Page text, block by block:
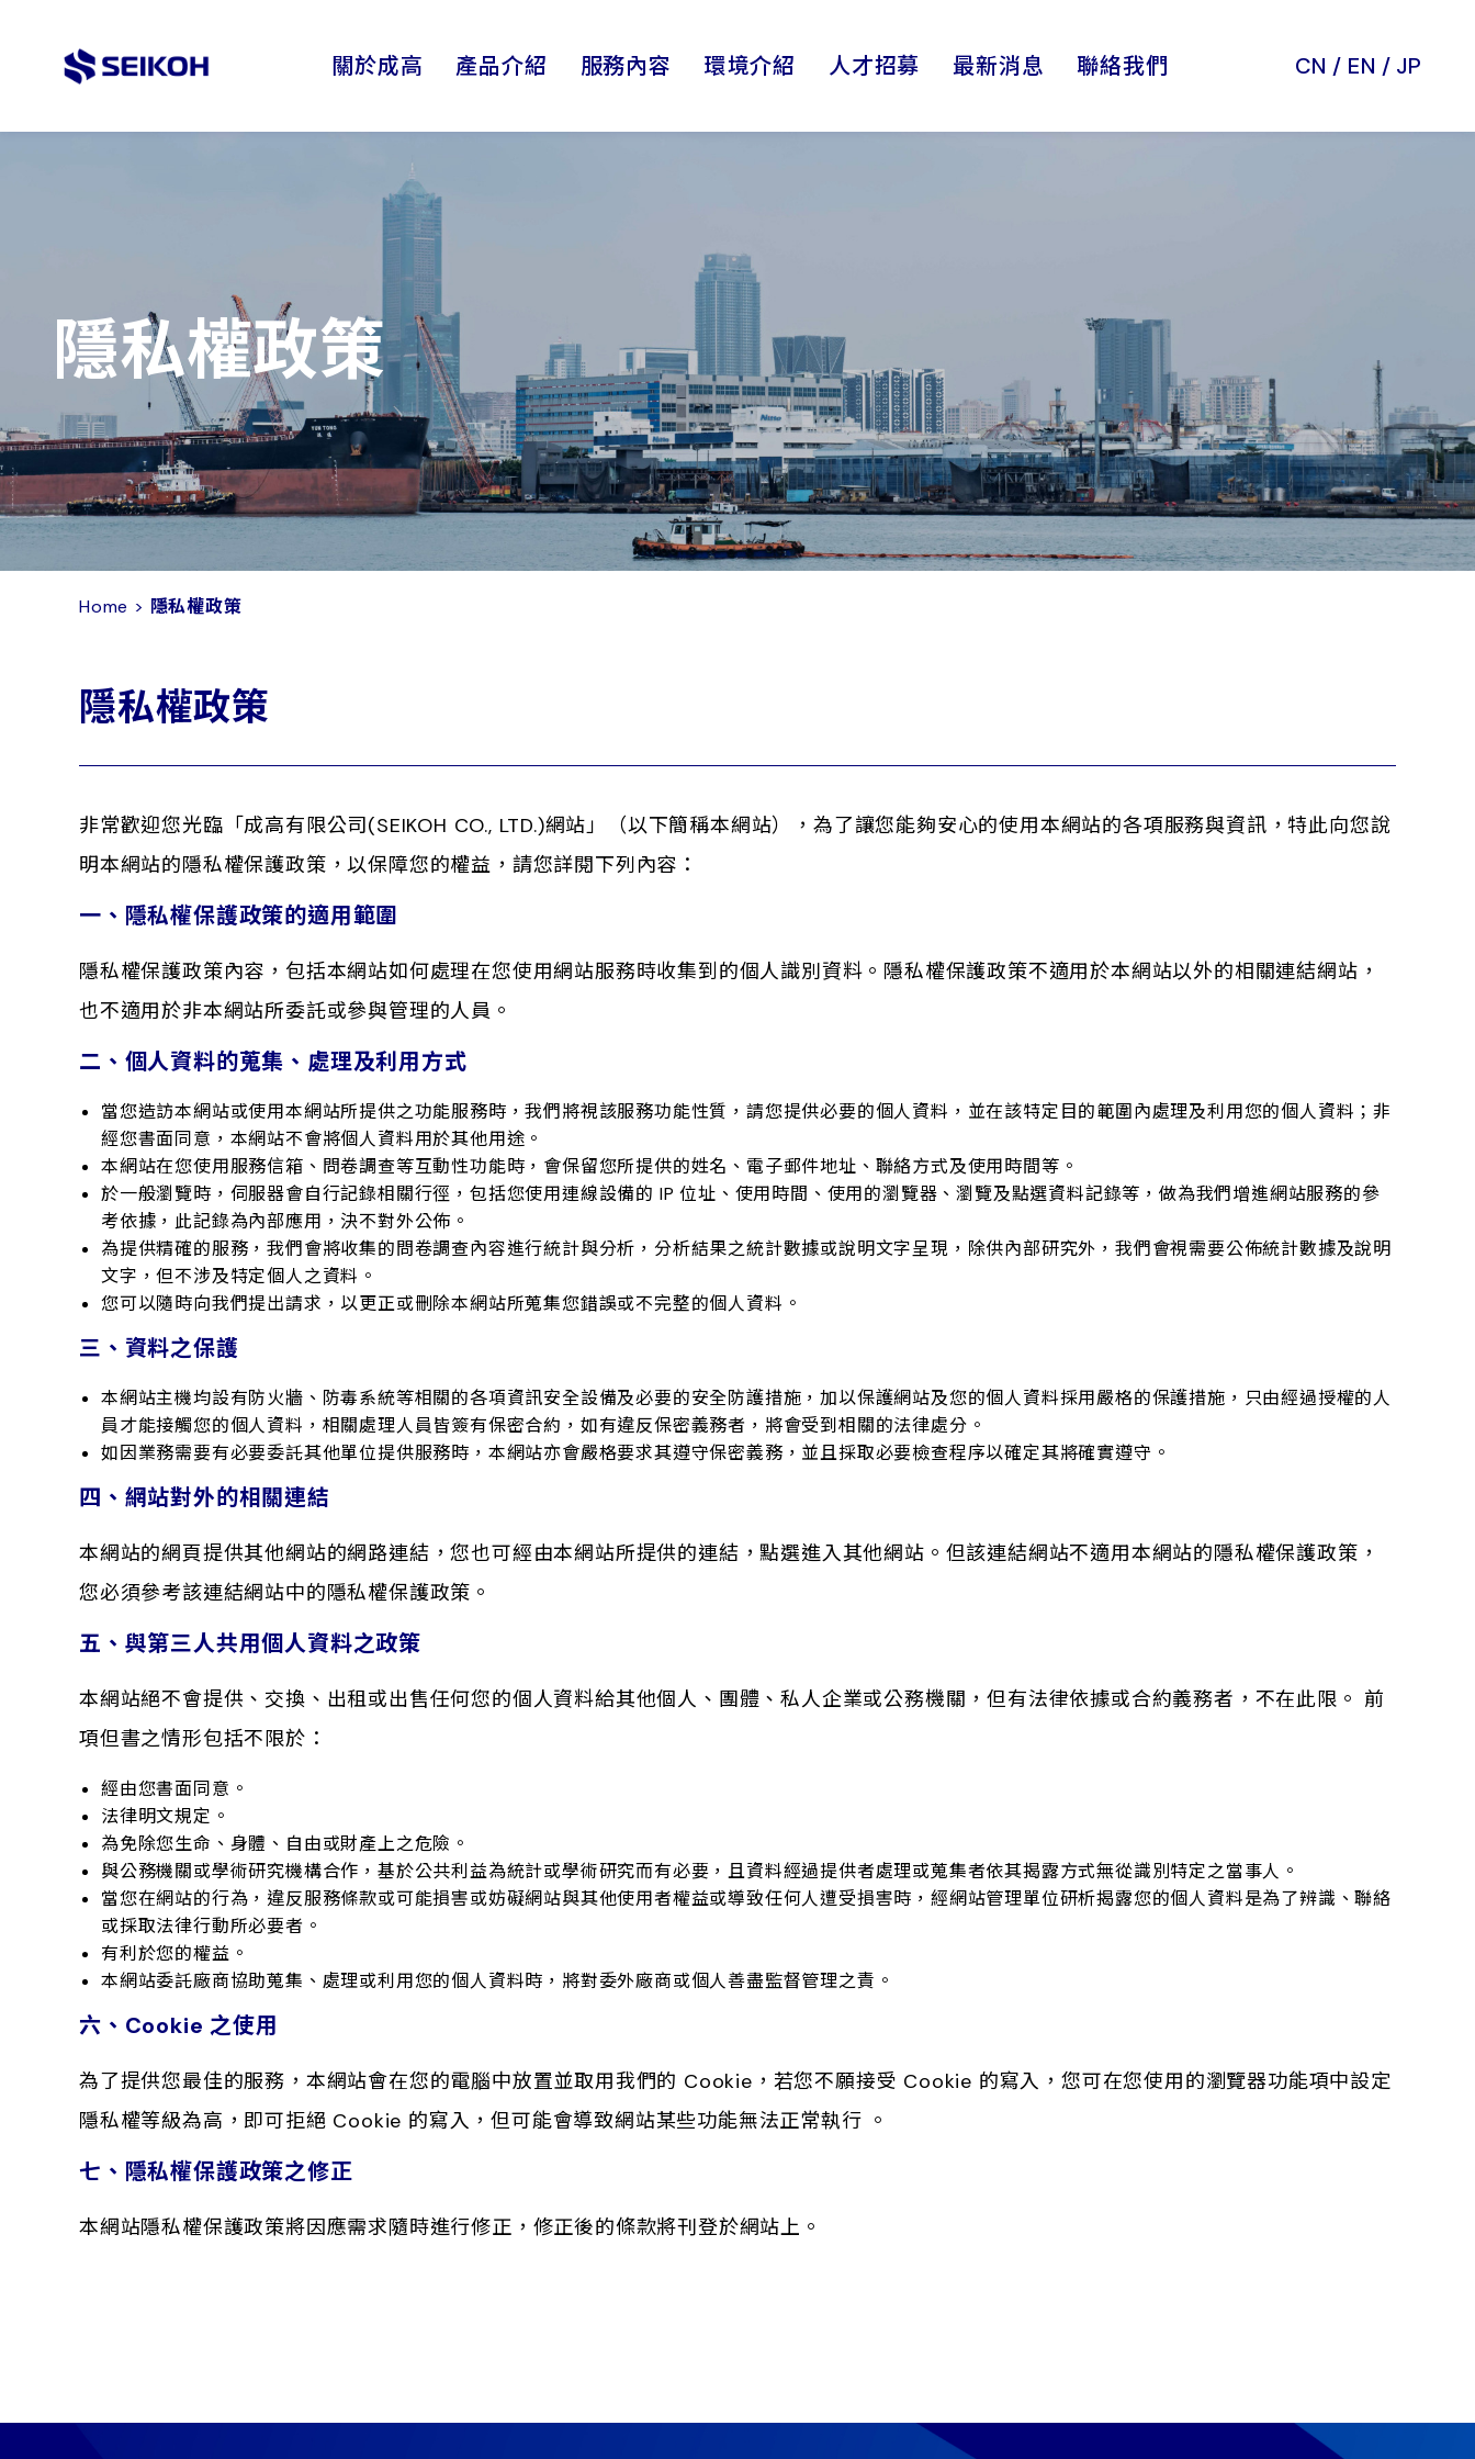
SEIKOH關於成高 產品介紹 服務內容 環境介紹 人才招募 最新消息 聯絡我們 CN / EN / JP
隱私權政策
Home > 隱私權政策
隱私權政策
非常歡迎您光臨「成高有限公司(SEIKOH CO., LTD.)網站」（以下簡稱本網站），為了讓您能夠安心的使用本網站的各項服務與資訊，特此向您說
明本網站的隱私權保護政策，以保障您的權益，請您詳閱下列內容：
一、隱私權保護政策的適用範圍
隱私權保護政策內容，包括本網站如何處理在您使用網站服務時收集到的個人識別資料。隱私權保護政策不適用於本網站以外的相關連結網站，
也不適用於非本網站所委託或參與管理的人員。
二、個人資料的蒐集、處理及利用方式
當您造訪本網站或使用本網站所提供之功能服務時，我們將視該服務功能性質，請您提供必要的個人資料，並在該特定目的範圍內處理及利用您的個人資料；非
經您書面同意，本網站不會將個人資料用於其他用途。
本網站在您使用服務信箱、問卷調查等互動性功能時，會保留您所提供的姓名、電子郵件地址、聯絡方式及使用時間等。
於一般瀏覽時，伺服器會自行記錄相關行徑，包括您使用連線設備的 IP 位址、使用時間、使用的瀏覽器、瀏覽及點選資料記錄等，做為我們增進網站服務的參
考依據，此記錄為內部應用，決不對外公佈。
為提供精確的服務，我們會將收集的問卷調查內容進行統計與分析，分析結果之統計數據或說明文字呈現，除供內部研究外，我們會視需要公佈統計數據及說明
文字，但不涉及特定個人之資料。
您可以隨時向我們提出請求，以更正或刪除本網站所蒐集您錯誤或不完整的個人資料。
三、資料之保護
本網站主機均設有防火牆、防毒系統等相關的各項資訊安全設備及必要的安全防護措施，加以保護網站及您的個人資料採用嚴格的保護措施，只由經過授權的人
員才能接觸您的個人資料，相關處理人員皆簽有保密合約，如有違反保密義務者，將會受到相關的法律處分。
如因業務需要有必要委託其他單位提供服務時，本網站亦會嚴格要求其遵守保密義務，並且採取必要檢查程序以確定其將確實遵守。
四、網站對外的相關連結
本網站的網頁提供其他網站的網路連結，您也可經由本網站所提供的連結，點選進入其他網站。但該連結網站不適用本網站的隱私權保護政策，
您必須參考該連結網站中的隱私權保護政策。
五、與第三人共用個人資料之政策
本網站絕不會提供、交換、出租或出售任何您的個人資料給其他個人、團體、私人企業或公務機關，但有法律依據或合約義務者，不在此限。 前
項但書之情形包括不限於：
經由您書面同意。
法律明文規定。
為免除您生命、身體、自由或財產上之危險。
與公務機關或學術研究機構合作，基於公共利益為統計或學術研究而有必要，且資料經過提供者處理或蒐集者依其揭露方式無從識別特定之當事人。
當您在網站的行為，違反服務條款或可能損害或妨礙網站與其他使用者權益或導致任何人遭受損害時，經網站管理單位研析揭露您的個人資料是為了辨識、聯絡
或採取法律行動所必要者。
有利於您的權益。
本網站委託廠商協助蒐集、處理或利用您的個人資料時，將對委外廠商或個人善盡監督管理之責。
六、Cookie 之使用
為了提供您最佳的服務，本網站會在您的電腦中放置並取用我們的 Cookie，若您不願接受 Cookie 的寫入，您可在您使用的瀏覽器功能項中設定
隱私權等級為高，即可拒絕 Cookie 的寫入，但可能會導致網站某些功能無法正常執行 。
七、隱私權保護政策之修正
本網站隱私權保護政策將因應需求隨時進行修正，修正後的條款將刊登於網站上。